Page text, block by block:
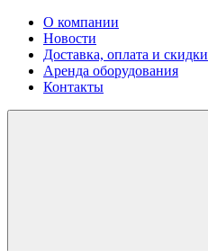
О компании
Новости
Доставка, оплата и скидки
Аренда оборудования
Контакты